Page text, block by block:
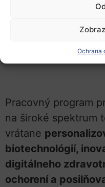
Ochrana
odporúčame
informácie a pri
zverejnených
Pracovný program
na široké spektrum
vrátane
biotechnológií,
digitálneho
ochorení a